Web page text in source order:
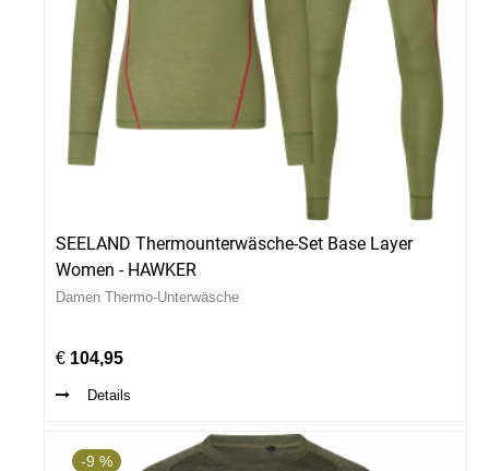
SEELAND Thermounterwäsche-Set Base Layer
Women - HAWKER
Damen Thermo-Unterwäsche
€ 104,95
Details
-9 %